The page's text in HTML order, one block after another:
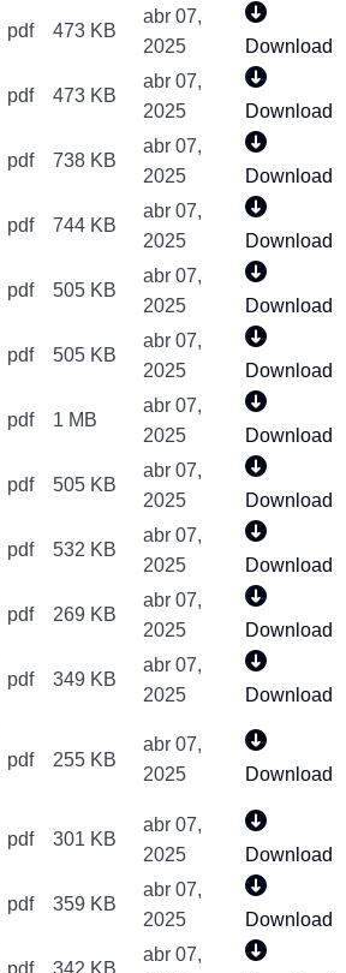
pdf 473 KB
abr 07,
2025
Download
pdf 473 KB
abr 07,
2025
Download
pdf 738 KB
abr 07,
2025
Download
pdf 744 KB
abr 07,
2025
Download
pdf 505 KB
abr 07,
2025
Download
pdf 505 KB
abr 07,
2025
Download
pdf 1 MB
abr 07,
2025
Download
pdf 505 KB
abr 07,
2025
Download
pdf 532 KB
abr 07,
2025
Download
pdf 269 KB
abr 07,
2025
Download
pdf 349 KB
abr 07,
2025
Download
pdf 255 KB
abr 07,
2025
Download
pdf 301 KB
abr 07,
2025
Download
pdf 359 KB
abr 07,
2025
Download
pdf 342 KB
abr 07,